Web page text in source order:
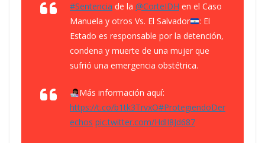
#Sentencia de la @CorteIDH en el Caso
Manuela y otros Vs. El Salvador
: El
Estado es responsable por la detención,
condena y muerte de una mujer que
sufrió una emergencia obstétrica.
Más información aquí:
https://t.co/b1tk3TrvxO#ProtegiendoDer
echos pic.twitter.com/HdlI8Jd687